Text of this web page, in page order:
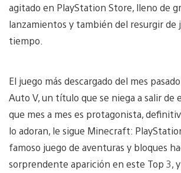
agitado en PlayStation Store, lleno de
lanzamientos y también del resurgir de
tiempo.
El juego más descargado del mes
Auto V, un título que se niega a salir de
que mes a mes es protagonista,
lo adoran, le sigue Minecraft:
famoso juego de aventuras y bloques
sorprendente aparición en este Top 3,